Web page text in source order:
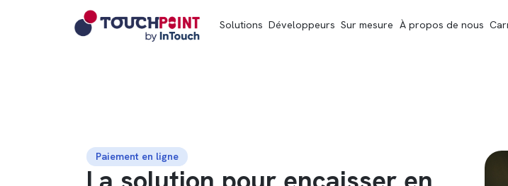
Solutions Développeurs Sur mesure À propos de nous
Paiement en ligne